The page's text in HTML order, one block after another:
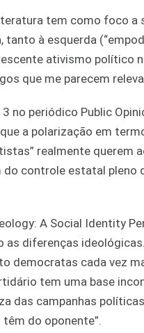
tem como foco
tanto à esquerda
ativismo político
que me parecem
no periódico Public
a polarização em
realmente querem
do controle estatal
A Social Identity
as diferenças
democratas cada vez
tem uma base
das campanhas
do oponente”.